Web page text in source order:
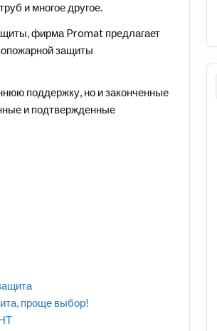
и многое другое.
фирма Promat предлагает
защиты
поддержку, но и законченные
и подтвержденные
проще выбор!